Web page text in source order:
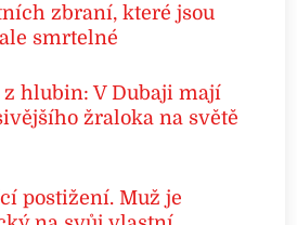
zbraní, které jsou
smrtelné
z hlubin: V Dubaji mají
žraloka na světě
postižení. Muž je